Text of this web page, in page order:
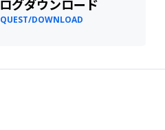
グダウンロード
DOWNLOAD